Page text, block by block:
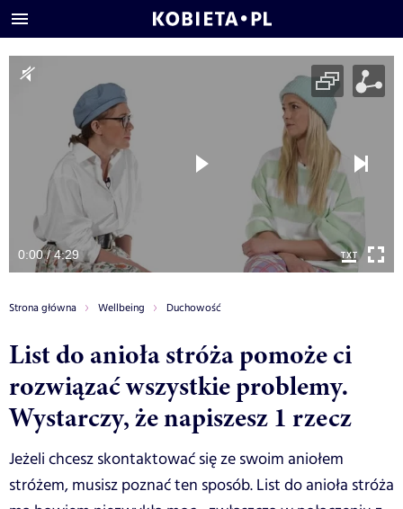
0:00 / 4:29
Strona główna Wellbeing Duchowość
List do anioła stróża pomoże ci
rozwiązać wszystkie problemy.
Wystarczy, że napiszesz 1 rzecz
Jeżeli chcesz skontaktować się ze swoim aniołem
stróżem, musisz poznać ten sposób. List do anioła stróża